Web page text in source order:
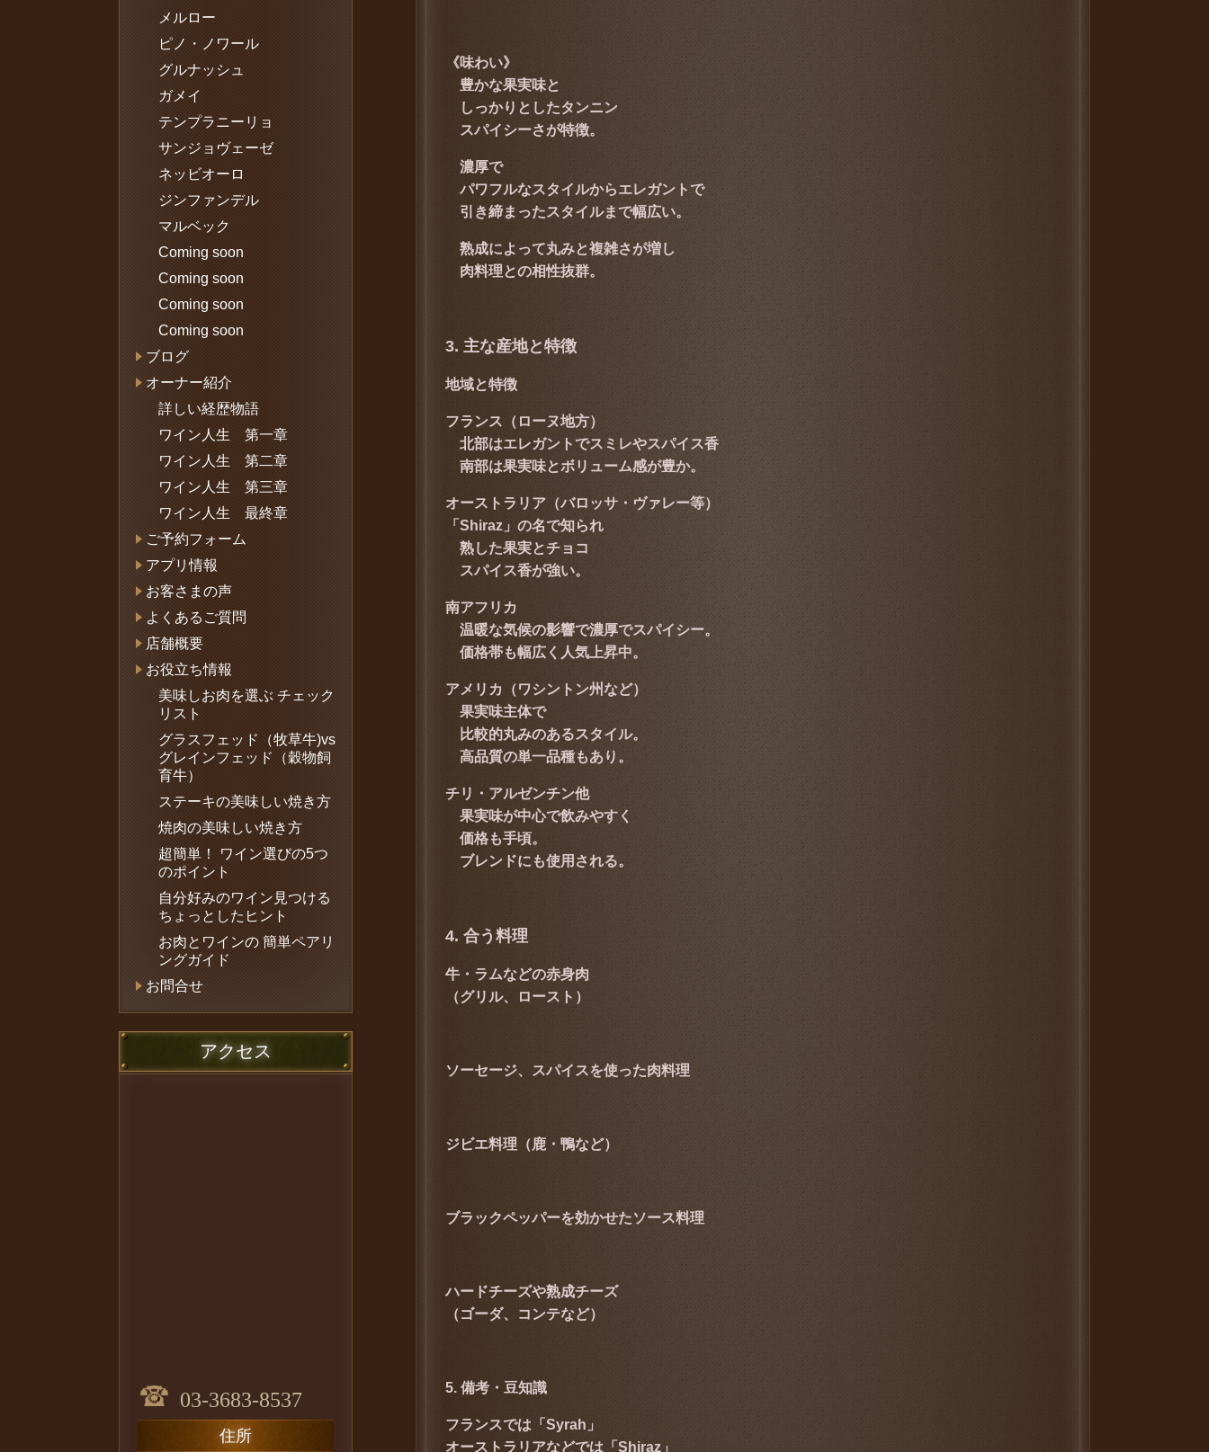
《味わい》
豊かな果実味と
しっかりとしたタンニン
スパイシーさが特徴。
濃厚で
パワフルなスタイルからエレガントで
引き締まったスタイルまで幅広い。
熟成によって丸みと複雑さが増し
肉料理との相性抜群。
3. 主な産地と特徴
地域と特徴
フランス（ローヌ地方）
北部はエレガントでスミレやスパイス香
南部は果実味とボリューム感が豊か。
オーストラリア（バロッサ・ヴァレー等）
「Shiraz」の名で知られ
熟した果実とチョコ
スパイス香が強い。
南アフリカ
温暖な気候の影響で濃厚でスパイシー。
価格帯も幅広く人気上昇中。
アメリカ（ワシントン州など）
果実味主体で
比較的丸みのあるスタイル。
高品質の単一品種もあり。
チリ・アルゼンチン他
果実味が中心で飲みやすく
価格も手頃。
ブレンドにも使用される。
4. 合う料理
牛・ラムなどの赤身肉
（グリル、ロースト）
ソーセージ、スパイスを使った肉料理
ジビエ料理（鹿・鴨など）
ブラックペッパーを効かせたソース料理
ハードチーズや熟成チーズ
（ゴーダ、コンテなど）
5. 備考・豆知識
フランスでは「Syrah」
オーストラリアなどでは「Shiraz」
メルロー
ピノ・ノワール
グルナッシュ
ガメイ
テンプラニーリョ
サンジョヴェーゼ
ネッビオーロ
ジンファンデル
マルベック
Coming soon
Coming soon
Coming soon
Coming soon
ブログ
オーナー紹介
詳しい経歴物語
ワイン人生 第一章
ワイン人生 第二章
ワイン人生 第三章
ワイン人生 最終章
ご予約フォーム
アプリ情報
お客さまの声
よくあるご質問
店舗概要
お役立ち情報
美味しお肉を選ぶ チェック
リスト
グラスフェッド（牧草牛)vs
グレインフェッド（穀物飼
育牛）
ステーキの美味しい焼き方
焼肉の美味しい焼き方
超簡単！ ワイン選びの5つ
のポイント
自分好みのワイン見つける
ちょっとしたヒント
お肉とワインの 簡単ペアリ
ングガイド
お問合せ
アクセス
03-3683-8537
住所